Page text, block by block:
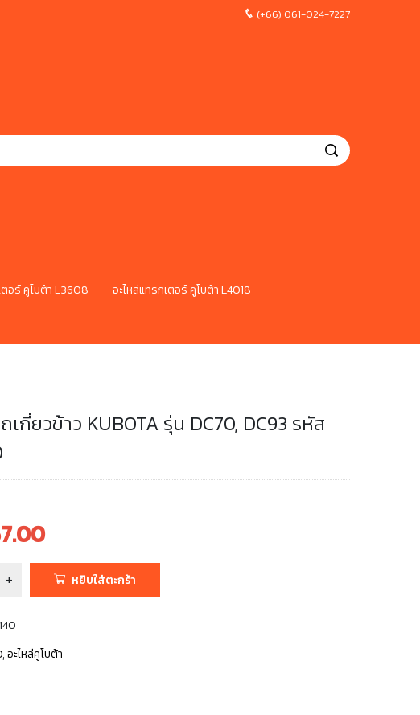
(+66) 061-024-7227
ตอร์ คูโบต้า L3608 อะไหล่แทรกเตอร์ คูโบต้า L4018
เกี่ยวข้าว KUBOTA รุ่น DC70, DC93 รหัส
หยิบใส่ตะกร้า
,อะไหล่คูโบต้า